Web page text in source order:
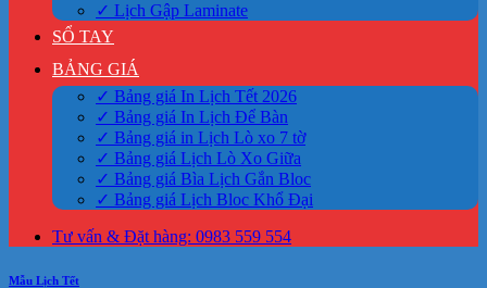
✓ Lịch Gập Laminate
SỔ TAY
BẢNG GIÁ
✓ Bảng giá In Lịch Tết 2026
✓ Bảng giá In Lịch Để Bàn
✓ Bảng giá in Lịch Lò xo 7 tờ
✓ Bảng giá Lịch Lò Xo Giữa
✓ Bảng giá Bìa Lịch Gắn Bloc
✓ Bảng giá Lịch Bloc Khổ Đại
Tư vấn & Đặt hàng: 0983 559 554
Mẫu Lịch Tết